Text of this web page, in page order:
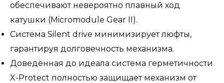
обеспечивают невероятно плавный ход
катушки (Micromodule Gear II).
Система Silent drive минимизирует люфты,
гарантируя долговечность механизма.
Доведённая до идеала система герметичности
X-Protect полностью защищает механизм от